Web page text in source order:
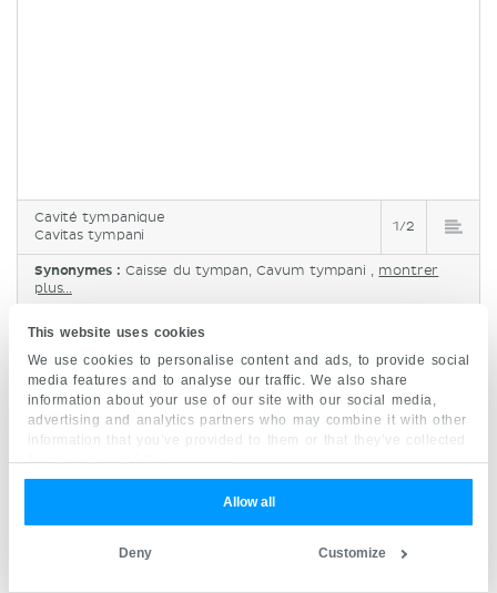
This website uses cookies
We use cookies to personalise content and ads, to provide social
media features and to analyse our traffic. We also share
information about your use of our site with our social media,
advertising and analytics partners who may combine it with other
information that you’ve provided to them or that they’ve collected
from your use of their services.
Allow all
Customize
Deny
Cavité tympanique
Cavitas tympani
1/2
Synonymes :Caisse du tympan, Cavum tympani , montrer
plus...
L'oreille externe est située latéralement par
rapport à l'oreille moyenne, tandis que l'oreille
interne est située médialement. Le lobe temporal
du cerveau se trouve au-dessus de lacavité
tympanique, au-dessus du tegmen tympani. En
plus de servir de paroi médiane à la cavité
repère pour la fenêtre vestibulaire et la fenêtre